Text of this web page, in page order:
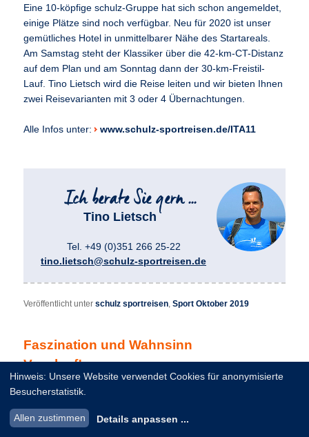
Eine 10-köpfige schulz-Gruppe hat sich schon angemeldet,
einige Plätze sind noch verfügbar. Neu für 2020 ist unser
gemütliches Hotel in unmittelbarer Nähe des Startareals.
Am Samstag steht der Klassiker über die 42-km-CT-Distanz
auf dem Plan und am Sonntag dann der 30-km-Freistil-
Lauf. Tino Lietsch wird die Reise leiten und wir bieten Ihnen
zwei Reisevarianten mit 3 oder 4 Übernachtungen.
Alle Infos unter: www.schulz-sportreisen.de/ITA11
Tino Lietsch
Tel. +49 (0)351 266 25-22
tino.lietsch@schulz-sportreisen.de
Veröffentlicht unter schulz sportreisen ,Sport Oktober 2019
Faszination und Wahnsinn
Vasalauf!
Veröffentlicht am
Hinweis: Unsere Website verwendet Cookies für anonymisierte
Besucherstatistik.
Allen zustimmen Details anpassen ...